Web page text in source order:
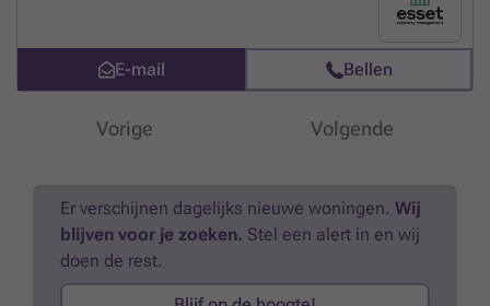
E-mail Bellen
Vorige Volgende
Er verschijnen dagelijks nieuwe woningen. Wij
blijven voor je zoeken. Stel een alert in en wij
doen de rest.